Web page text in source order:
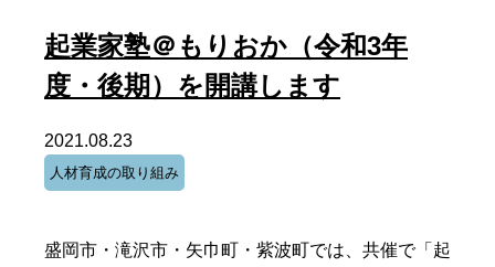
起業家塾＠もりおか（令和3年
度・後期）を開講します
2021.08.23
人材育成の取り組み
盛岡市・滝沢市・矢巾町・紫波町では、共催で「起